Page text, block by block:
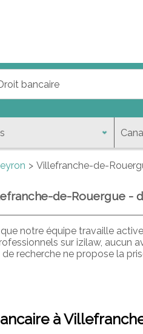
Villefranche-de-
de-Rouergue -
notre équipe travaille
sur izilaw, aucun
recherche ne propose la
à